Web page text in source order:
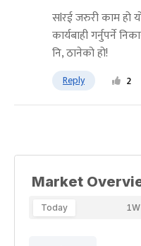
सlरई जरुरी काम हो
कार्यबाही गर्नुपर्ने
नि, ठानेको हो!
Reply 2